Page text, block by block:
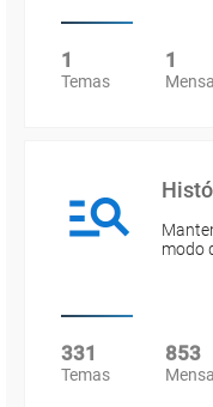
1
Temas
1
modo
331
Temas
853